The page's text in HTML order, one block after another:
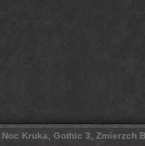
Kruka, Gothic 3, Zmierzch